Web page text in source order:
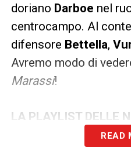
doriano Darboe nel
centrocampo. Al
difensore Bettella,
Avremo modo di
Marassi!
LA PLAYLIST DELLE
READ